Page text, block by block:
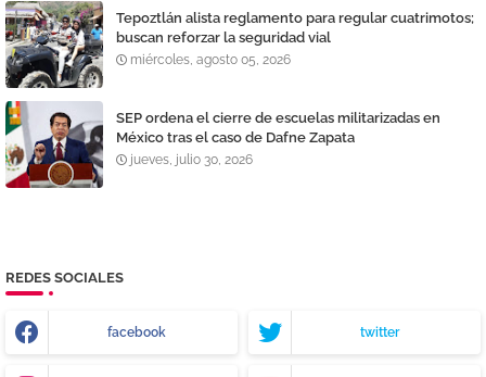
Tepoztlán alista reglamento para regular cuatrimotos;
buscan reforzar la seguridad vial
miércoles, agosto 05, 2026
SEP ordena el cierre de escuelas militarizadas en
México tras el caso de Dafne Zapata
jueves, julio 30, 2026
REDES SOCIALES
facebook twitter